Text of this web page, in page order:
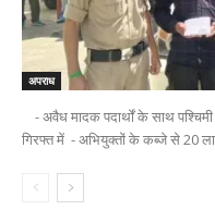
अपराध
- अवैध मादक पदार्थों के साथ
गिरफ्त में - अभियुक्तों के कब्जे से 20